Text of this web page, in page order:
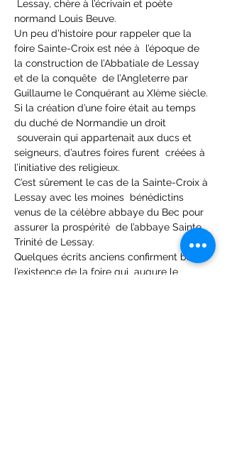
Lessay, chère à l’écrivain et poète
normand Louis Beuve.
Un peu d’histoire pour rappeler que la
foire Sainte-Croix est née à  l’époque de
la construction de l’Abbatiale de Lessay
et de la conquête  de l’Angleterre par
Guillaume le Conquérant au XIème siècle.
Si la création d’une foire était au temps
du duché de Normandie un droit
souverain qui appartenait aux ducs et
seigneurs, d’autres foires furent  créées à
l’initiative des religieux.
C’est sûrement le cas de la Sainte-Croix à
Lessay avec les moines  bénédictins
venus de la célèbre abbaye du Bec pour
assurer la prospérité  de l’abbaye Sainte
Trinité de Lessay.
Quelques écrits anciens confirment bien
l’existence de la foire qui  augure le